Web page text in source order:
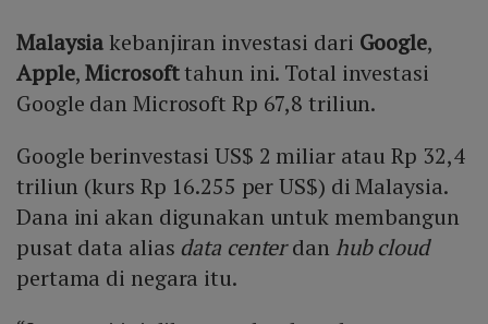
Malaysiakebanjiran investasi dari Google,
Apple,Microsofttahun ini. Total investasi
Google dan Microsoft Rp 67,8 triliun.
Google berinvestasi US$ 2 miliar atau Rp 32,4
triliun (kurs Rp 16.255 per US$) di Malaysia.
Dana ini akan digunakan untuk membangun
pusat data alias data centerdan hub cloud
pertama di negara itu.